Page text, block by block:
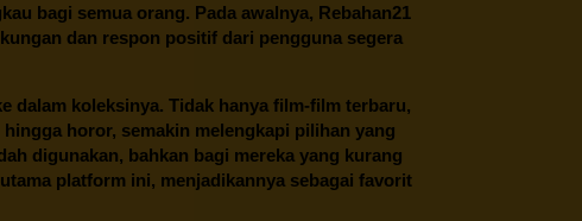
bagi semua orang. Pada awalnya, Rebahan21
dan respon positif dari pengguna segera
dalam koleksinya. Tidak hanya film-film terbaru,
horor, semakin melengkapi pilihan yang
digunakan, bahkan bagi mereka yang kurang
platform ini, menjadikannya sebagai favorit